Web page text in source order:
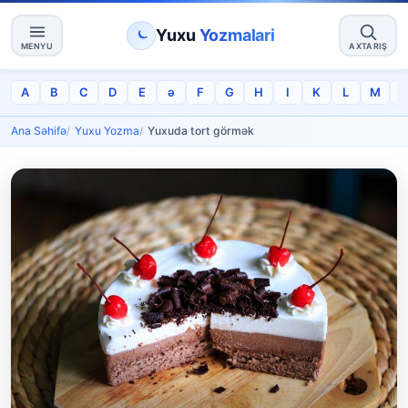
MENYU
Yuxu Yozmalari
AXTARIŞ
A B C D E ə F G H I K L M
Ana Səhifə Yuxu Yozma Yuxuda tort görmək